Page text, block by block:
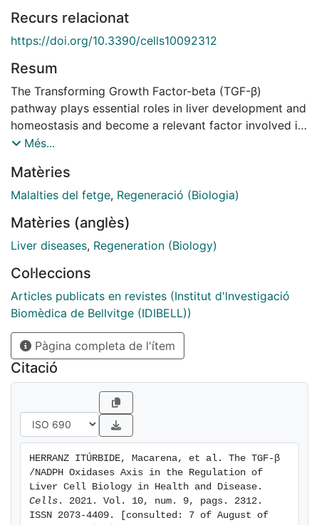
Recurs relacionat
https://doi.org/10.3390/cells10092312
Resum
The Transforming Growth Factor-beta (TGF-β)
pathway plays essential roles in liver development and
homeostasis and become a relevant factor involved in
different liver pathologies, particularly fibrosis and
emerged in recent years as targets of the TGF-β
pathway mediating many of its effects on
review focuses on how the axis TGF-β/NOXs may
regulate the biology of different liver cells and how
regeneration, and pathological circumstances, such as
liver fibrosis and cancer. Finally, we discuss whether
NOX inhibitors may be considered as potential
therapeutic tools in liver diseases.
Més...
Matèries
Malalties del fetge, Regeneració (Biologia)
Matèries (anglès)
Liver diseases, Regeneration (Biology)
Col·leccions
Articles publicats en revistes (Institut d'lnvestigació
Biomèdica de Bellvitge (IDIBELL))
Pàgina completa de l'ítem
Citació
HERRANZ ITÚRBIDE, Macarena, et al. The TGF-β
/NADPH Oxidases Axis in the Regulation of
Cells . 2021. Vol. 10, num. 9, pags. 2312.
ISSN 2073-4409. [consulted: 7 of August of